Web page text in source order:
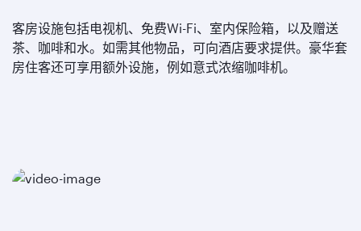
客房设施包括电视机、免费Wi-Fi、室内保险箱，以及赠送
茶、咖啡和水。如需其他物品，可向酒店要求提供。豪华套
房住客还可享用额外设施，例如意式浓缩咖啡机。